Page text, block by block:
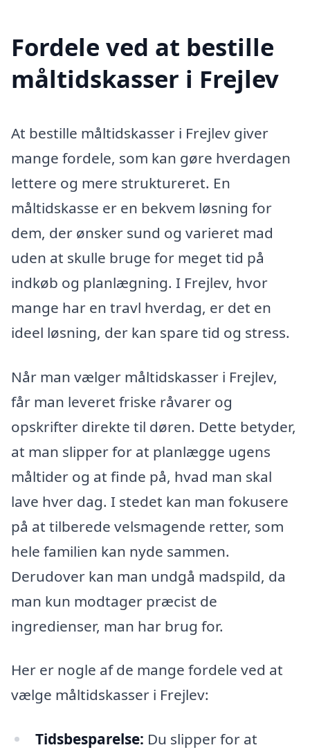
Fordele ved at bestille
måltidskasser i Frejlev
At bestille måltidskasser i Frejlev giver
mange fordele, som kan gøre hverdagen
lettere og mere struktureret. En
måltidskasse er en bekvem løsning for
dem, der ønsker sund og varieret mad
uden at skulle bruge for meget tid på
indkøb og planlægning. I Frejlev, hvor
mange har en travl hverdag, er det en
ideel løsning, der kan spare tid og stress.
Når man vælger måltidskasser i Frejlev,
får man leveret friske råvarer og
opskrifter direkte til døren. Dette betyder,
at man slipper for at planlægge ugens
måltider og at finde på, hvad man skal
lave hver dag. I stedet kan man fokusere
på at tilberede velsmagende retter, som
hele familien kan nyde sammen.
Derudover kan man undgå madspild, da
man kun modtager præcist de
ingredienser, man har brug for.
Her er nogle af de mange fordele ved at
vælge måltidskasser i Frejlev:
Tidsbesparelse: Du slipper for at